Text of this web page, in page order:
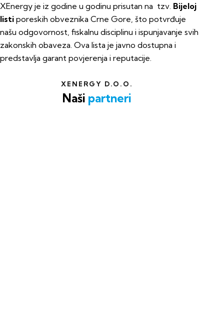
XEnergy je iz godine u godinu prisutan na tzv. Bijeloj
listi poreskih obveznika Crne Gore, što potvrđuje
našu odgovornost, fiskalnu disciplinu i ispunjavanje svih
zakonskih obaveza. Ova lista je javno dostupna i
predstavlja garant povjerenja i reputacije.
XENERGY D.O.O.
Naši partneri